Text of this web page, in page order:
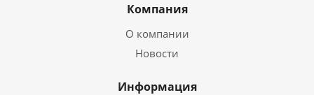
Компания
О компании
Новости
Информация